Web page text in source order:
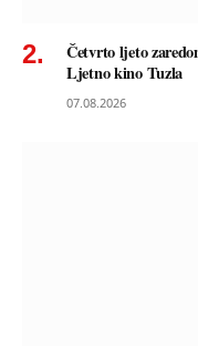
Četvrto ljeto
Ljetno kino Tuzla
07.08.2026